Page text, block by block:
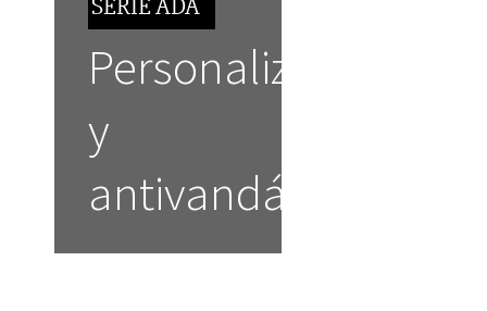
Personalizable
y
antivandálico